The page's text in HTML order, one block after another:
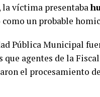
la víctima presentaba
un probable
Pública Municipal
agentes de la
el procesamiento